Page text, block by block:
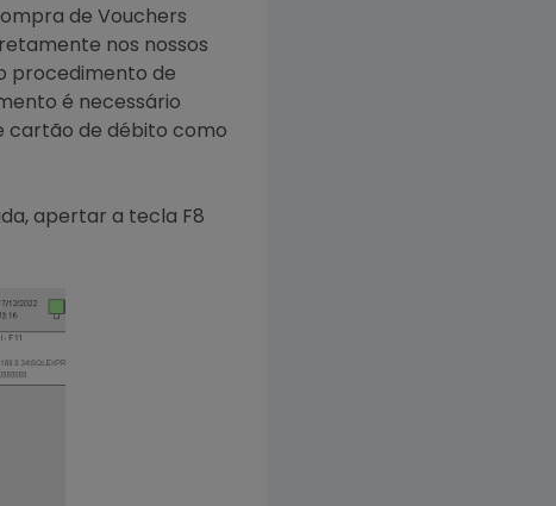
de Vouchers
nos nossos
procedimento de
é necessário
cartão de débito como
apertar a tecla F8